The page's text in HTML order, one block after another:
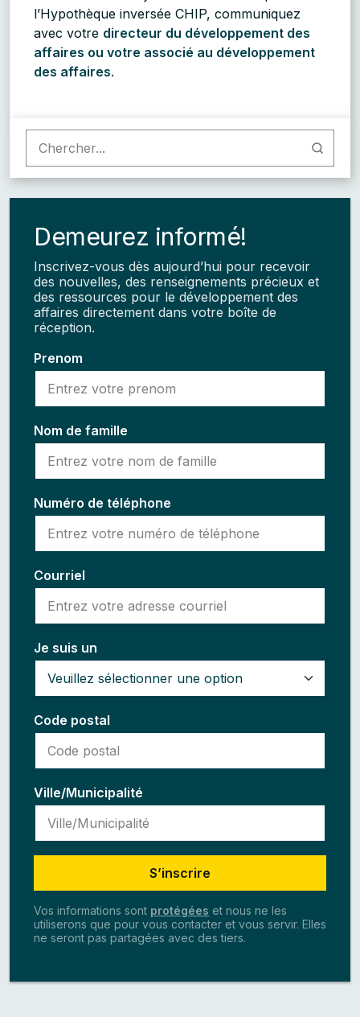
l’Hypothèque inversée CHIP, communiquez
avec votre directeur du développement des
affaires ou votre associé au développement
des affaires.
Demeurez informé!
Inscrivez-vous dès aujourd’hui pour recevoir
des nouvelles, des renseignements précieux et
des ressources pour le développement des
affaires directement dans votre boîte de
réception.
Prenom
Nom de famille
Numéro de téléphone
Courriel
Je suis un
Code postal
Ville/Municipalité
S’inscrire
Vos informations sont protégées et nous ne les
utiliserons que pour vous contacter et vous servir. Elles
ne seront pas partagées avec des tiers.